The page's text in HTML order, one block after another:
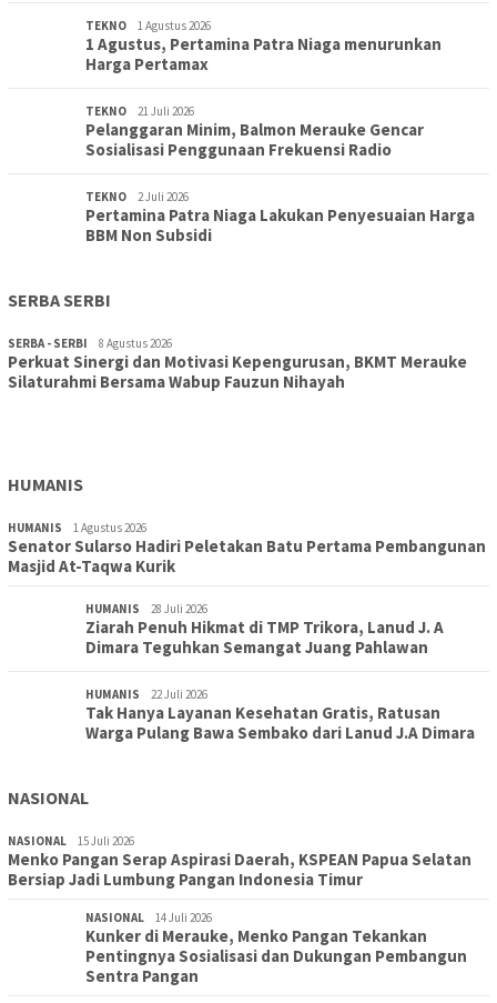
TEKNO 1 Agustus 2026
1 Agustus, Pertamina Patra Niaga menurunkan
Harga Pertamax
TEKNO 21 Juli 2026
Pelanggaran Minim, Balmon Merauke Gencar
Sosialisasi Penggunaan Frekuensi Radio
TEKNO 2 Juli 2026
Pertamina Patra Niaga Lakukan Penyesuaian Harga
BBM Non Subsidi
SERBA SERBI
SERBA - SERBI 8 Agustus 2026
Perkuat Sinergi dan Motivasi Kepengurusan, BKMT Merauke
Silaturahmi Bersama Wabup Fauzun Nihayah
TOPIK 30 Juli 2026
Wujudkan Sekolah Adiwiyata:SD Inpres Polder Merauke
HUMANIS
HUMANIS 1 Agustus 2026
Senator Sularso Hadiri Peletakan Batu Pertama Pembangunan
Masjid At-Taqwa Kurik
HUMANIS 28 Juli 2026
Ziarah Penuh Hikmat di TMP Trikora, Lanud J. A
Dimara Teguhkan Semangat Juang Pahlawan
HUMANIS 22 Juli 2026
Tak Hanya Layanan Kesehatan Gratis, Ratusan
Warga Pulang Bawa Sembako dari Lanud J.A Dimara
NASIONAL
NASIONAL 15 Juli 2026
Menko Pangan Serap Aspirasi Daerah, KSPEAN Papua Selatan
Bersiap Jadi Lumbung Pangan Indonesia Timur
NASIONAL 14 Juli 2026
Kunker di Merauke, Menko Pangan Tekankan
Pentingnya Sosialisasi dan Dukungan Pembangun
Sentra Pangan